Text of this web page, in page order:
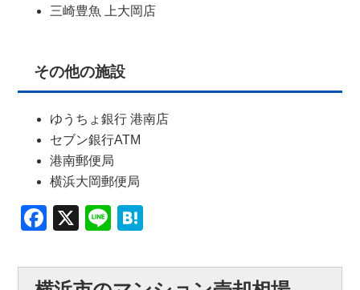
三崎豊魚 上大岡店
その他の施設
ゆうちょ銀行 港南店
セブン銀行ATM
港南郵便局
横浜大岡郵便局
Facebook
X Line